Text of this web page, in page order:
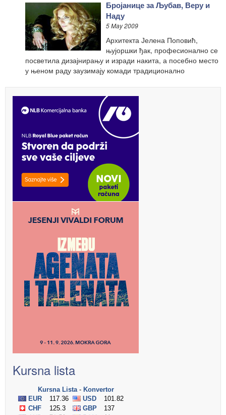
Бројанице за Љубав, Веру и
Наду
5 May 2009
Архитекта Јелена Поповић,
њујоршки ђак, професионално се
посветила дизајнирању и изради накита, а посебно место
у њеном раду заузимају комади традиционално
Kursna lista